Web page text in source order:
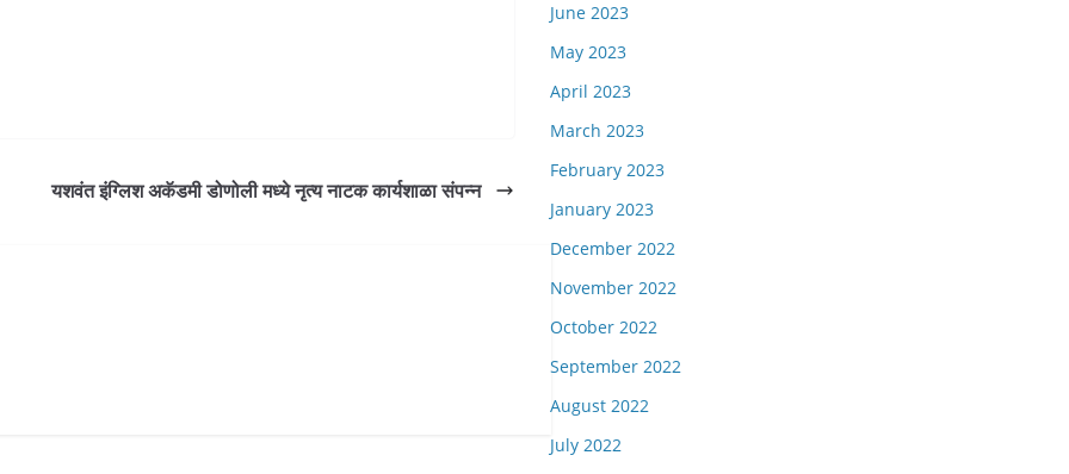
यशवंत इंग्लिश अकॅडमी डोणोली मध्ये नृत्य नाटक कार्यशाळा संपन्न
June 2023
May 2023
April 2023
March 2023
February 2023
January 2023
December 2022
November 2022
October 2022
September 2022
August 2022
July 2022